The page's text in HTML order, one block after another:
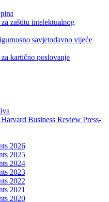
zaštitu intelektualnog
savjetodavno vijeće
kartično poslovanje
Business Review Press-
2026
2025
2024
2023
2022
2021
2020